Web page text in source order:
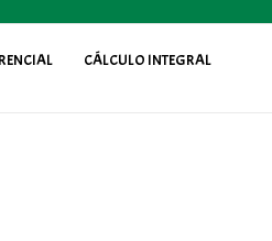
CÁLCULO INTEGRAL